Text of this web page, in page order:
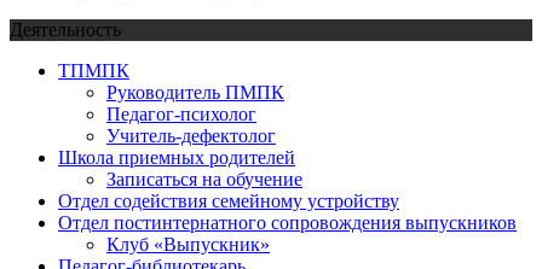
Деятельность
ТПМПК
Руководитель ПМПК
Педагог-психолог
Учитель-дефектолог
Школа приемных родителей
Записаться на обучение
Отдел содействия семейному устройству
Отдел постинтернатного сопровождения выпускников
Клуб «Выпускник»